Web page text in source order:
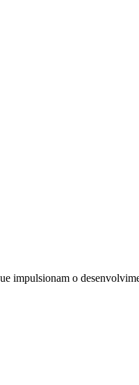
impulsionam o